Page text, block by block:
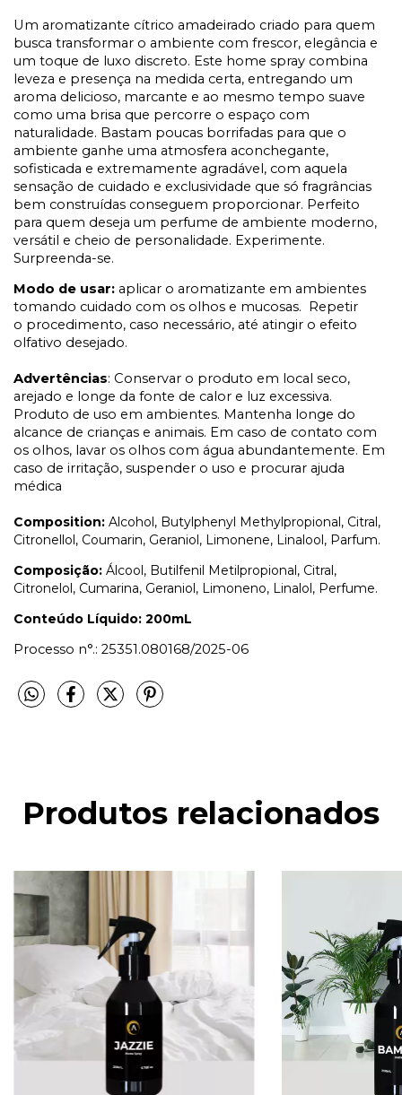
Um aromatizante cítrico amadeirado criado para quem
busca transformar o ambiente com frescor, elegância e
um toque de luxo discreto. Este home spray combina
leveza e presença na medida certa, entregando um
aroma delicioso, marcante e ao mesmo tempo suave
como uma brisa que percorre o espaço com
naturalidade. Bastam poucas borrifadas para que o
ambiente ganhe uma atmosfera aconchegante,
sofisticada e extremamente agradável, com aquela
sensação de cuidado e exclusividade que só fragrâncias
bem construídas conseguem proporcionar. Perfeito
para quem deseja um perfume de ambiente moderno,
versátil e cheio de personalidade. Experimente.
Surpreenda-se.
Modo de usar: aplicar o aromatizante em ambientes
tomando cuidado com os olhos e mucosas. Repetir
o procedimento, caso necessário, até atingir o efeito
olfativo desejado.
Advertências: Conservar o produto em local seco,
arejado e longe da fonte de calor e luz excessiva.
Produto de uso em ambientes. Mantenha longe do
alcance de crianças e animais. Em caso de contato com
os olhos, lavar os olhos com água abundantemente. Em
caso de irritação, suspender o uso e procurar ajuda
médica
Composition: Alcohol, Butylphenyl Methylpropional, Citral,
Citronellol, Coumarin, Geraniol, Limonene, Linalool, Parfum.
Composição: Álcool, Butilfenil Metilpropional, Citral,
Citronelol, Cumarina, Geraniol, Limoneno, Linalol, Perfume.
Conteúdo Líquido: 200mL
Processo n°.: 25351.080168/2025-06
Produtos relacionados